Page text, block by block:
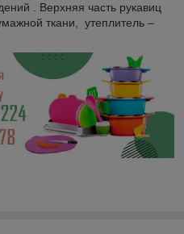
. Верхняя часть рукавиц
ткани, утеплитель –